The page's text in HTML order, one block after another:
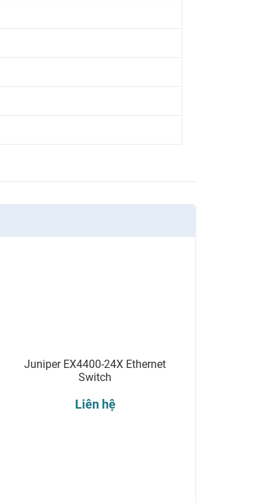
Juniper EX4400-24X Ethernet
Switch
Liên hệ